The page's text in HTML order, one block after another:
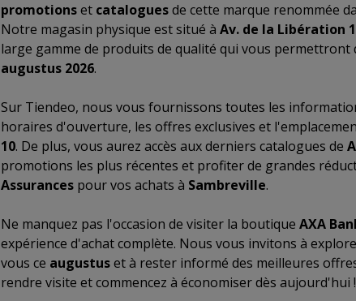
promotionset cataloguesde cette marque renommée
Notre magasin physique est situé à Av. de la Libération
large gamme de produits de qualité qui vous
augustus 2026.
Sur Tiendeo, nous vous fournissons toutes les
horaires d'ouverture, les offres exclusives et
10. De plus, vous aurez accès aux derniers catalogues de
promotions les plus récentes et profiter de grandes
Assurancespour vos achats à Sambreville.
Ne manquez pas l'occasion de visiter la boutique AXA
expérience d'achat complète. Nous vous invitons à
vous ce augustuset à rester informé des meilleures
rendre visite et commencez à économiser dès aujourd'hui !